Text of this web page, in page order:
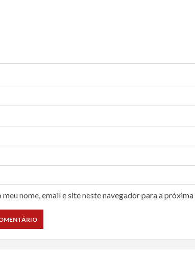
meu nome, email e site neste navegador para a